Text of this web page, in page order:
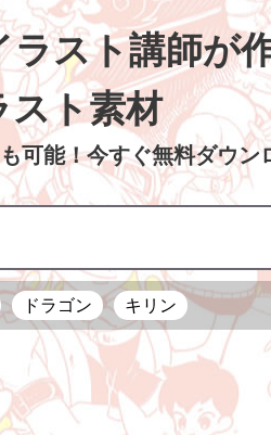
ラスト講師が
スト素材
可能！今すぐ無料ダウン
ドラゴン キリン